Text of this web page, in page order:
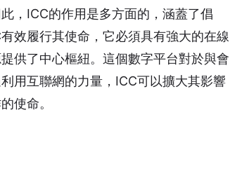
，ICC的作用是多方面的，涵蓋了倡
效履行其使命，它必須具有強大的在線
供了中心樞紐。這個數字平台對於與會
用互聯網的力量，ICC可以擴大其影響
使命。